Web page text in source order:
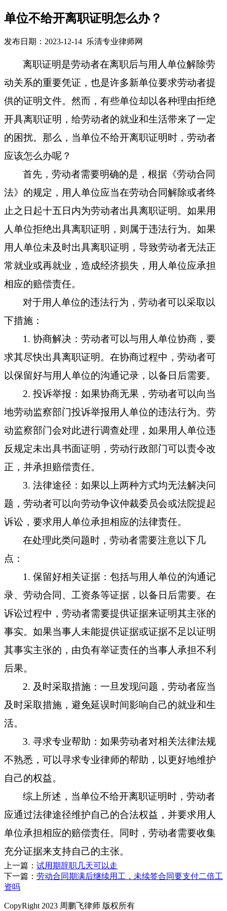
单位不给开离职证明怎么办？
发布日期：2023-12-14 乐清专业律师网
离职证明是劳动者在离职后与用人单位解除劳
动关系的重要凭证，也是许多新单位要求劳动者提
供的证明文件。然而，有些单位却以各种理由拒绝
开具离职证明，给劳动者的就业和生活带来了一定
的困扰。那么，当单位不给开离职证明时，劳动者
应该怎么办呢？
首先，劳动者需要明确的是，根据《劳动合同
法》的规定，用人单位应当在劳动合同解除或者终
止之日起十五日内为劳动者出具离职证明。如果用
人单位拒绝出具离职证明，则属于违法行为。如果
用人单位未及时出具离职证明，导致劳动者无法正
常就业或再就业，造成经济损失，用人单位应承担
相应的赔偿责任。
对于用人单位的违法行为，劳动者可以采取以
下措施：
1. 协商解决：劳动者可以与用人单位协商，要
求其尽快出具离职证明。在协商过程中，劳动者可
以保留好与用人单位的沟通记录，以备日后需要。
2. 投诉举报：如果协商无果，劳动者可以向当
地劳动监察部门投诉举报用人单位的违法行为。劳
动监察部门会对此进行调查处理 ，如果用人单位违
反规定未出具书面证明，劳动行政部门可以责令改
正，并承担赔偿责任。
3. 法律途径：如果以上两种方式均无法解决问
题，劳动者可以向劳动争议仲裁委员会或法院提起
诉讼 ，要求用人单位承担相应的法律责任。
在处理此类问题时，劳动者需要注意以下几
点：
1. 保留好相关证据：包括与用人单位的沟通记
录、劳动合同、工资条等证据，以备日后需要。在
诉讼过程中，劳动者需要提供证据来证明其主张的
事实。 如果当事人未能提供证据或证据不足以证明
其事实主张的，由负有举证责任的当事人承担不利
后果。
2. 及时采取措施：一旦发现问题，劳动者应当
及时采取措施，避免延误时间影响自己的就业和生
活。
3. 寻求专业帮助：如果劳动者对相关法律法规
不熟悉，可以寻求专业律师的帮助，以更好地维护
自己的权益。
综上所述， 当单位不给开离职证明时，劳动者
应通过法律途径维护自己的合法权益，并要求用人
单位承担相应的赔偿责任。同时，劳动者需要收集
充分证据来支持自己的主张。
上一篇： 试用期辞职几天可以走
下一篇： 劳动合同期满后继续用工，未续签合同要支付二倍工
资吗
CopyRight 2023 周鹏飞律师 版权所有